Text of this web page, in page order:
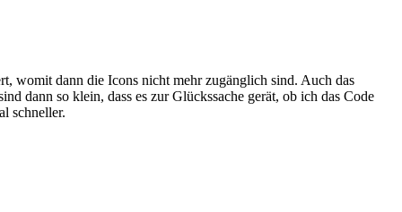
womit dann die Icons nicht mehr zugänglich sind. Auch das
dann so klein, dass es zur Glückssache gerät, ob ich das Code
schneller.